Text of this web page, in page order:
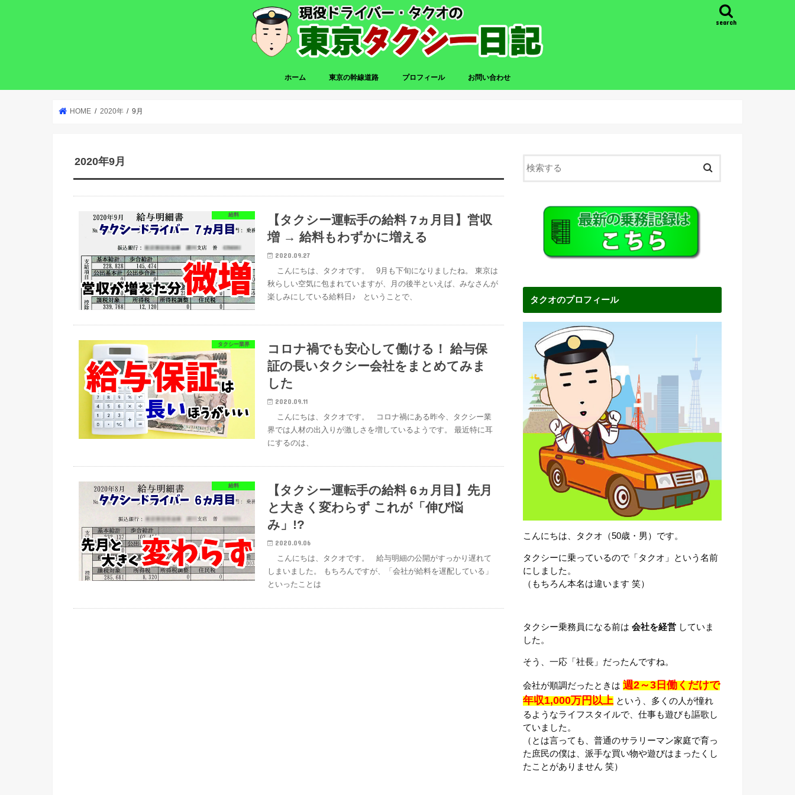
search
ホーム 東京の幹線道路 プロフィール お問い合わせ
HOME 2020年 9月
2020年9月
給料
【タクシー運転手の給料 7ヵ月目】営収
増 → 給料もわずかに増える
2020.09.27
こんにちは、タクオです。 9月も下旬になりましたね。 東京は
秋らしい空気に包まれていますが、月の後半といえば、みなさんが
楽しみにしている給料日♪ ということで、
タクシー業界
コロナ禍でも安心して働ける！ 給与保
証の長いタクシー会社をまとめてみま
した
2020.09.11
こんにちは、タクオです。 コロナ禍にある昨今、タクシー業
界では人材の出入りが激しさを増しているようです。 最近特に耳
にするのは、
給料
【タクシー運転手の給料 6ヵ月目】先月
と大きく変わらず これが「伸び悩
み」!?
2020.09.06
こんにちは、タクオです。 給与明細の公開がすっかり遅れて
しまいました。 もちろんですが、「会社が給料を遅配している」
といったことは
タクオのプロフィール
こんにちは、タクオ（50歳・男）です。
タクシーに乗っているので「タクオ」という名前
にしました。
（もちろん本名は違います 笑）
タクシー乗務員になる前は 会社を経営 していま
した。
そう、一応「社長」だったんですね。
会社が順調だったときは 週2～3日働くだけで
年収1,000万円以上 という、多くの人が憧れ
るようなライフスタイルで、仕事も遊びも謳歌し
ていました。
（とは言っても、普通のサラリーマン家庭で育っ
た庶民の僕は、派手な買い物や遊びはまったくし
たことがありません 笑）